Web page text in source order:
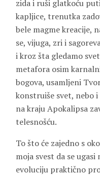
zida i ruši glatkoću
kapljice, trenutka
bele magme kreacije,
se, vijuga, zri i
i kroz šta gledamo
metafora osim
bogova, usamljeni
konstruiše svet, nebo
na kraju Apokalipsa
telesnošću.
To što će zajedno s
moja svest da se ugasi
evoluciju praktično